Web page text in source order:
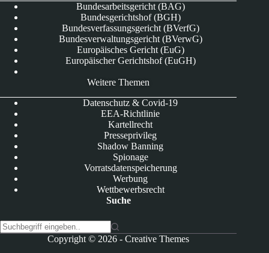
Bundesarbeitsgericht (BAG)
Bundesgerichtshof (BGH)
Bundesverfassungsgericht (BVerfG)
Bundesverwaltungsgericht (BVerwG)
Europäisches Gericht (EuG)
Europäischer Gerichtshof (EuGH)
Weitere Themen
Datenschutz & Covid-19
EEA-Richtlinie
Kartellrecht
Presseprivileg
Shadow Banning
Spionage
Vorratsdatenspeicherung
Werbung
Wettbewerbsrecht
Suche
Copyright © 2026 -Creative Themes